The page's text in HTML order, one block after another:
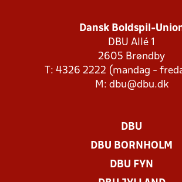
Dansk Boldspil-
DBU Allé 1
2605 Brøndby
T: 4326 2222 (mandag -
M: dbu@dbu.dk
DBU
DBU BORNHOLM
DBU FYN